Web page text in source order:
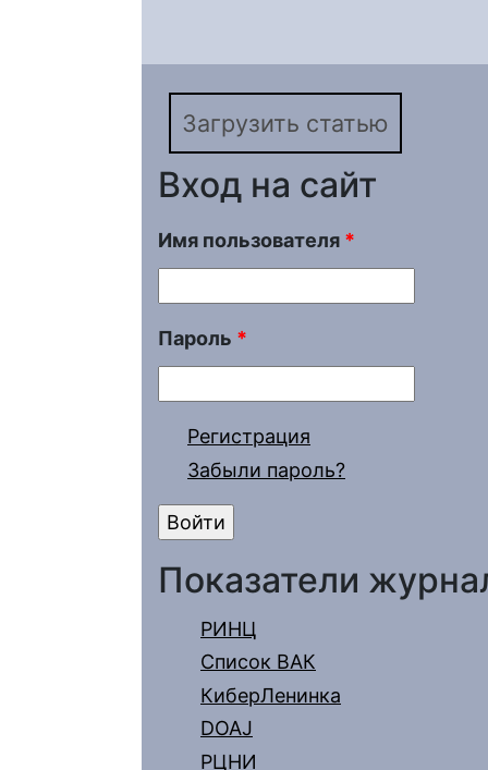
Загрузить статью
Вход на сайт
Имя пользователя *
Пароль *
Регистрация
Забыли пароль?
Показатели
РИНЦ
Список ВАК
КиберЛенинка
DOAJ
РЦНИ